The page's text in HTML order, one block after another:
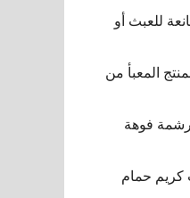
للعبث أو
المعبأ من
فوهة
حمام